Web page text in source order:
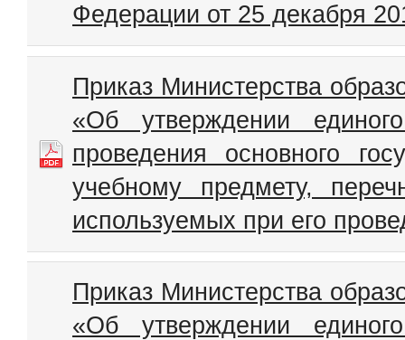
Федерации от 25 декабря
Приказ Министерства
«Об утверждении
проведения основного
учебному предмету,
используемых при его
Приказ Министерства
«Об утверждении